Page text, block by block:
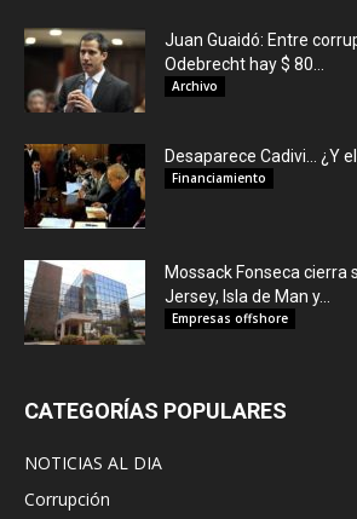
Juan Guaidó: Entre
Odebrecht hay $ 80...
Archivo
Desaparece Cadivi… ¿Y
Financiamiento
Mossack Fonseca cierra
Jersey, Isla de Man y...
Empresas offshore
CATEGORÍAS POPULARES
NOTICIAS AL DIA
Corrupción